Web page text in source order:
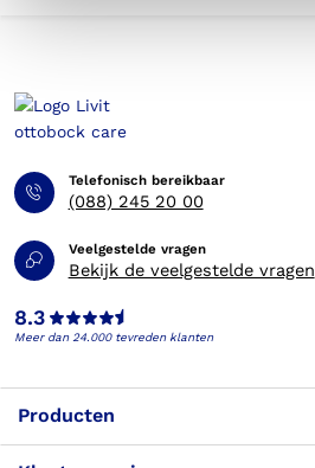
Telefonisch bereikbaar
(088) 245 20 00
Veelgestelde vragen
Bekijk de veelgestelde vragen
8.3
Meer dan 24.000 tevreden klanten
Producten